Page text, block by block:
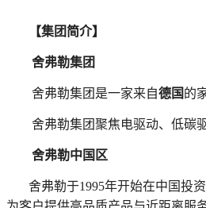
【集团简介】
舍弗勒集团
舍弗勒集团是一家来自德国 的
舍弗勒集团聚焦电驱动、低碳
舍弗勒中国区
舍弗勒于1995年开始在中国投